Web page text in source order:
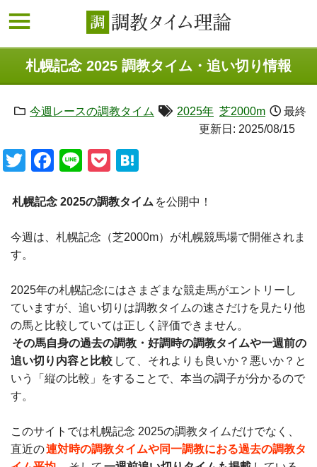
札幌記念 2025 調教タイム・追い切り情報
今週レースの調教タイム 2025年 芝2000m
最終
更新日: 2025/08/15
TwitterFacebook
LinePocket
札幌記念 2025の調教タイム を公開中！
今週は、札幌記念（芝2000m）が札幌競馬場で開催されま
す。
2025年の札幌記念にはさまざまな競走馬がエントリーし
ていますが、追い切りは調教タイムの速さだけを見たり他
の馬と比較していては正しく評価できません。
その馬自身の過去の調教・好調時の調教タイムや一週前の
追い切り内容と比較 して、それよりも良いか？悪いか？と
いう「縦の比較」をすることで、本当の調子が分かるので
す。
このサイトでは札幌記念 2025の調教タイムだけでなく、
直近の連対時の調教タイムや同一調教におる過去の調教タ